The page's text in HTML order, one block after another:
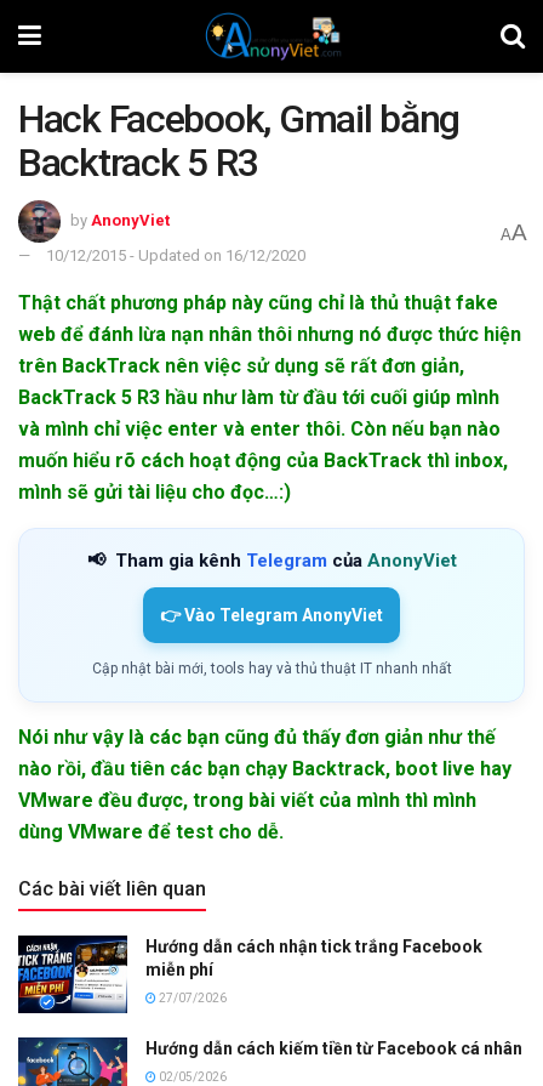
Hack Facebook, Gmail bằng
Backtrack 5 R3
by AnonyViet
10/12/2015 - Updated on 16/12/2020
AA
Thật chất phương pháp này cũng chỉ là thủ thuật fake
web để đánh lừa nạn nhân thôi nhưng nó được thức hiện
trên BackTrack nên việc sử dụng sẽ rất đơn giản,
BackTrack 5 R3 hầu như làm từ đầu tới cuối giúp mình
và mình chỉ việc enter và enter thôi. Còn nếu bạn nào
muốn hiểu rõ cách hoạt động của BackTrack thì inbox,
mình sẽ gửi tài liệu cho đọc…:)
📢 Tham gia kênh Telegram của AnonyViet
👉 Vào Telegram AnonyViet
Cập nhật bài mới, tools hay và thủ thuật IT nhanh nhất
Nói như vậy là các bạn cũng đủ thấy đơn giản như thế
nào rồi, đầu tiên các bạn chạy Backtrack, boot live hay
VMware đều được, trong bài viết của mình thì mình
dùng VMware để test cho dễ.
Các bài viết liên quan
Hướng dẫn cách nhận tick trắng Facebook
miễn phí
27/07/2026
Hướng dẫn cách kiếm tiền từ Facebook cá nhân
02/05/2026